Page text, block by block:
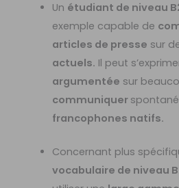
Un étudiant de niveau
exemple capable de
articles de presse sur
actuels. Il peut
argumentée sur
communiquer
francophones natifs.
Concernant plus
vocabulaire de niveau